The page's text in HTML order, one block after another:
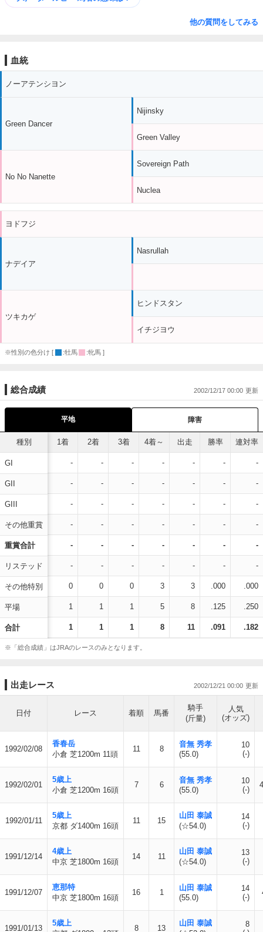
他の質問をしてみる
血統
ノーアテンシヨン
Green Dancer
No No Nanette
Nijinsky
Green Valley
Sovereign Path
Nuclea
ヨドフジ
ナデイア
ツキカゲ
Nasrullah
ヒンドスタン
イチジヨウ
※性別の色分け [ :牡馬 :牝馬 ]
総合成績 2002/12/17 00:00
平地 障害
種別
GI
GII
GIII
その他重賞
重賞合計
リステッド
その他特別
平場
合計
1着 2着 3着 4着～ 出走 勝率 連対率
- - - - - - -
- - - - - - -
- - - - - - -
- - - - - - -
- - - - - - -
- - - - - - -
0 0 0 3 3 .000 .000
1 1 1 5 8 .125 .250
1 1 1 8 11 .091 .182
※「総合成績」はJRAのレースのみとなります。
出走レース 2002/12/21 00:00
日付 レース 着順 馬番
騎手
(斤量)
人気
(オッズ)
1992/02/08
香春岳
小倉 芝1200m 11頭
11 8
音無 秀孝
(55.0)
10
(-)
1992/02/01
5歳上
小倉 芝1200m 16頭
7 6
音無 秀孝
(55.0)
10
(-)
1992/01/11
5歳上
京都 ダ1400m 16頭
11 15
山田 泰誠
(☆54.0)
14
(-)
1991/12/14
4歳上
中京 芝1800m 16頭
14 11
山田 泰誠
(☆54.0)
13
(-)
1991/12/07
恵那特
中京 芝1800m 16頭
16 1
山田 泰誠
(55.0)
14
(-)
1991/01/13
5歳上
8 13
山田 泰誠
8